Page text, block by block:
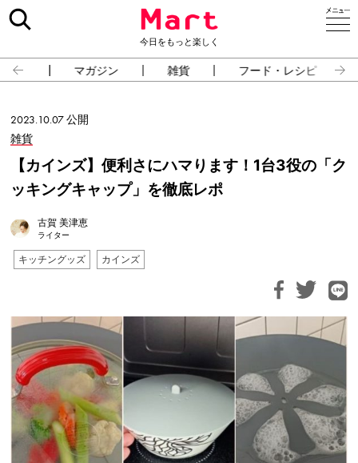
今日をもっと楽しく
占い マガジン 雑貨 フード・レシピ
2023.10.07 公開
雑貨
【カインズ】便利さにハマります！1台3役の「ク
ッキングキャップ」を徹底レポ
古賀 美津恵
ライター
キッチングッズ カインズ